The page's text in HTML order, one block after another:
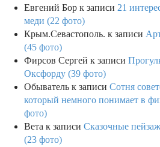
Евгений Бор к записи 21
меди (22 фото)
Крым.Севастополь. к записи
(45 фото)
Фирсов Сергей к записи
Оксфорду (39 фото)
Обыватель к записи Сотня
который немного понимает в
фото)
Вета к записи Сказочные
(23 фото)